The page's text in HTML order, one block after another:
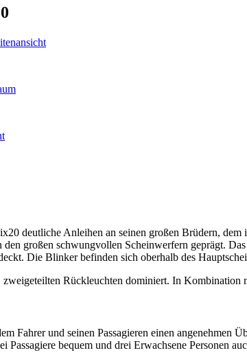
deutliche Anleihen an seinen großen Brüdern,
großen schwungvollen Scheinwerfern geprägt.
Die Blinker befinden sich oberhalb des
Rückleuchten dominiert. In
Fahrer und seinen Passagieren einen
Passagiere bequem und drei Erwachsene Personen